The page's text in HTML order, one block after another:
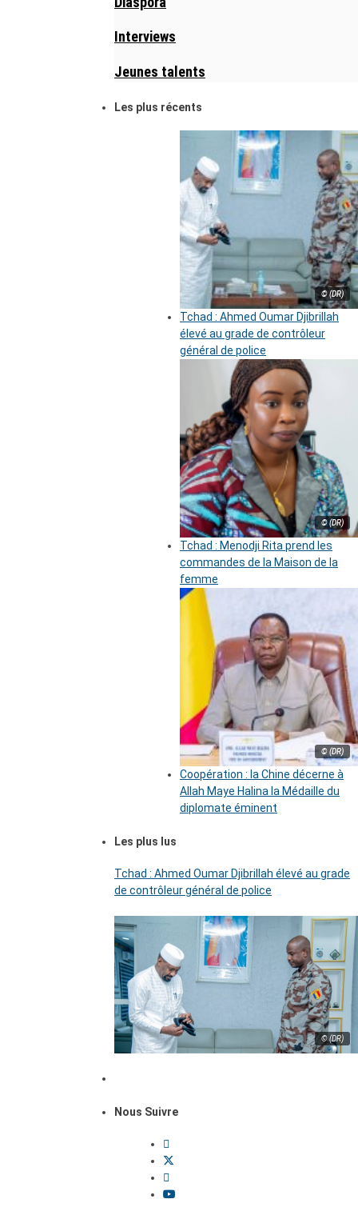
Interviews
Jeunes talents
Les plus récents
© (DR)
Tchad : Ahmed Oumar Djibrillah
élevé au grade de contrôleur
général de police
© (DR)
Tchad : Menodji Rita prend les
commandes de la Maison de la
femme
© (DR)
Coopération : la Chine décerne à
Allah Maye Halina la Médaille du
diplomate éminent
Les plus lus
Tchad : Ahmed Oumar Djibrillah élevé au grade
de contrôleur général de police
© (DR)
Nous Suivre